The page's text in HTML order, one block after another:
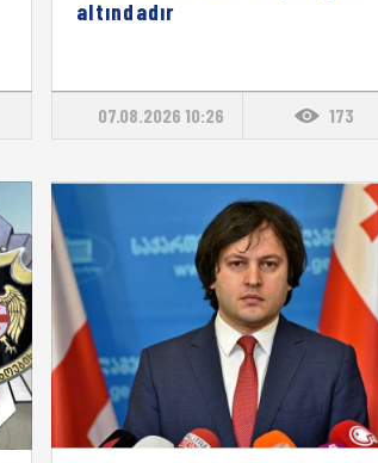
altındadır
07.08.2026 10:26 173